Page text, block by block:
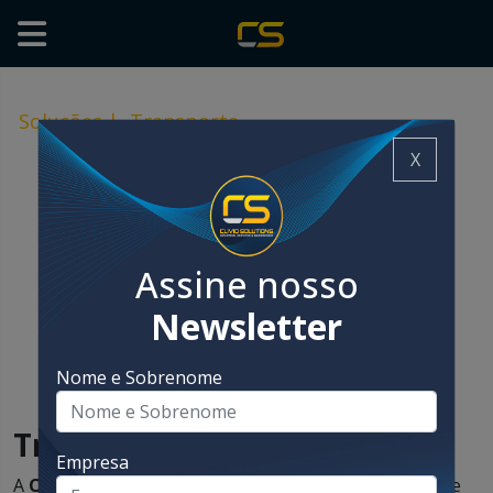
Soluções| Transporte
Transporte
A Chain-Veyoferece equipamentos para o transporte
X
Assine nosso
Newsletter
Nome e Sobrenome
Empresa